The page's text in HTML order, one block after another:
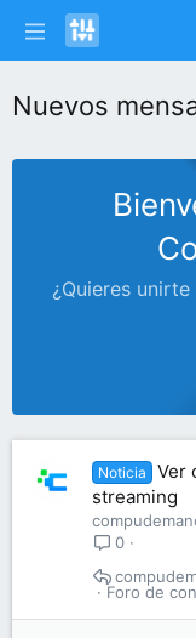
Nuevos
¿Quieres
Noticia
Ver
streaming
0
Foro de